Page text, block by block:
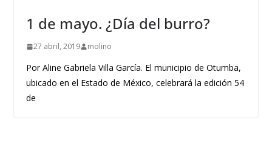
1 de mayo. ¿Día del burro?
27 abril, 2019 molino
Por Aline Gabriela Villa García. El municipio de Otumba,
ubicado en el Estado de México, celebrará la edición 54
de